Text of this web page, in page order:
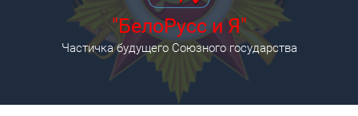
"БелоРусс и Я"
Частичка будущего Союзного государства